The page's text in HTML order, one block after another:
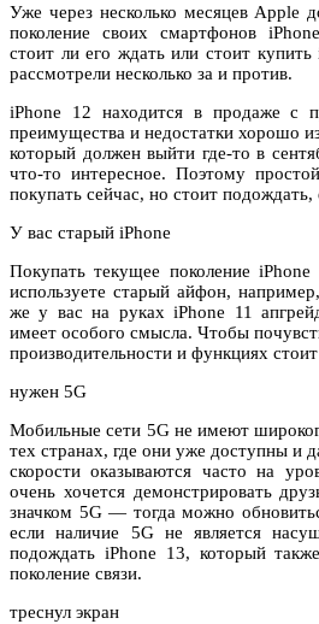
Уже через несколько месяцев Apple
поколение своих смартфонов
стоит ли его ждать или стоит
рассмотрели несколько за и против.
iPhone 12 находится в продаже с
преимущества и недостатки хорошо
который должен выйти где-то в
что-то интересное. Поэтому
покупать сейчас, но стоит
У вас старый iPhone
Покупать текущее поколение
используете старый айфон,
же у вас на руках iPhone 11
имеет особого смысла. Чтобы
производительности и функциях
нужен 5G
Мобильные сети 5G не имеют
тех странах, где они уже доступны и
скорости оказываются часто на
очень хочется демонстрировать
значком 5G — тогда можно
если наличие 5G не является
подождать iPhone 13, который
поколение связи.
треснул экран